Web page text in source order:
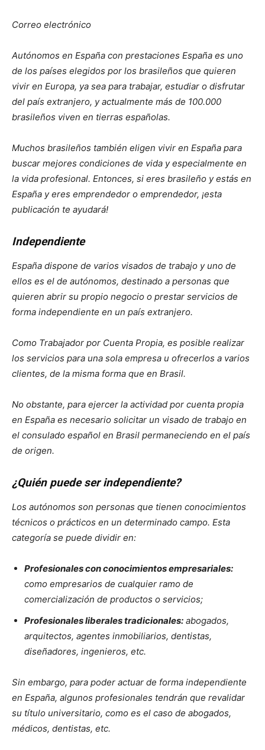
Correo electrónico
Autónomos en España con prestaciones España es uno
de los países elegidos por los brasileños que quieren
vivir en Europa, ya sea para trabajar, estudiar o disfrutar
del país extranjero, y actualmente más de 100.000
brasileños viven en tierras españolas.
Muchos brasileños también eligen vivir en España para
buscar mejores condiciones de vida y especialmente en
la vida profesional. Entonces, si eres brasileño y estás en
España y eres emprendedor o emprendedor, ¡esta
publicación te ayudará!
Independiente
España dispone de varios visados ​​de trabajo y uno de
ellos es el de autónomos, destinado a personas que
quieren abrir su propio negocio o prestar servicios de
forma independiente en un país extranjero.
Como Trabajador por Cuenta Propia, es posible realizar
los servicios para una sola empresa u ofrecerlos a varios
clientes, de la misma forma que en Brasil.
No obstante, para ejercer la actividad por cuenta propia
en España es necesario solicitar un visado de trabajo en
el consulado español en Brasil permaneciendo en el país
de origen.
¿Quién puede ser independiente?
Los autónomos son personas que tienen conocimientos
técnicos o prácticos en un determinado campo. Esta
categoría se puede dividir en:
Profesionales con conocimientos empresariales:
como empresarios de cualquier ramo de
comercialización de productos o servicios;
Profesionales liberales tradicionales: abogados,
arquitectos, agentes inmobiliarios, dentistas,
diseñadores, ingenieros, etc.
Sin embargo, para poder actuar de forma independiente
en España, algunos profesionales tendrán que revalidar
su título universitario, como es el caso de abogados,
médicos, dentistas, etc.